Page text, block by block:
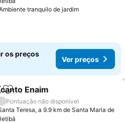
tranquilo de jardimVer preços
os preços
Ver preços
Adicionar aos favoritos
Enaim
Pontuação não disponível
Teresa, a 9.9 km de Santa Maria de